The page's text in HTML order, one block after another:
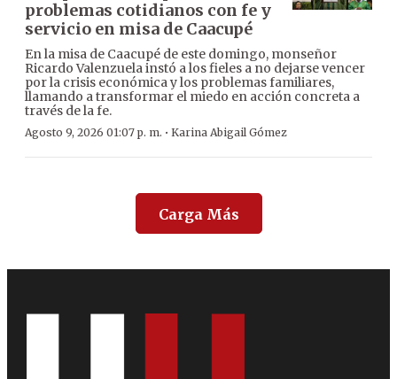
problemas cotidianos con fe y
servicio en misa de Caacupé
En la misa de Caacupé de este domingo, monseñor
Ricardo Valenzuela instó a los fieles a no dejarse vencer
por la crisis económica y los problemas familiares,
llamando a transformar el miedo en acción concreta a
través de la fe.
Agosto 9, 2026 01:07 p. m. · Karina Abigail Gómez
Carga Más